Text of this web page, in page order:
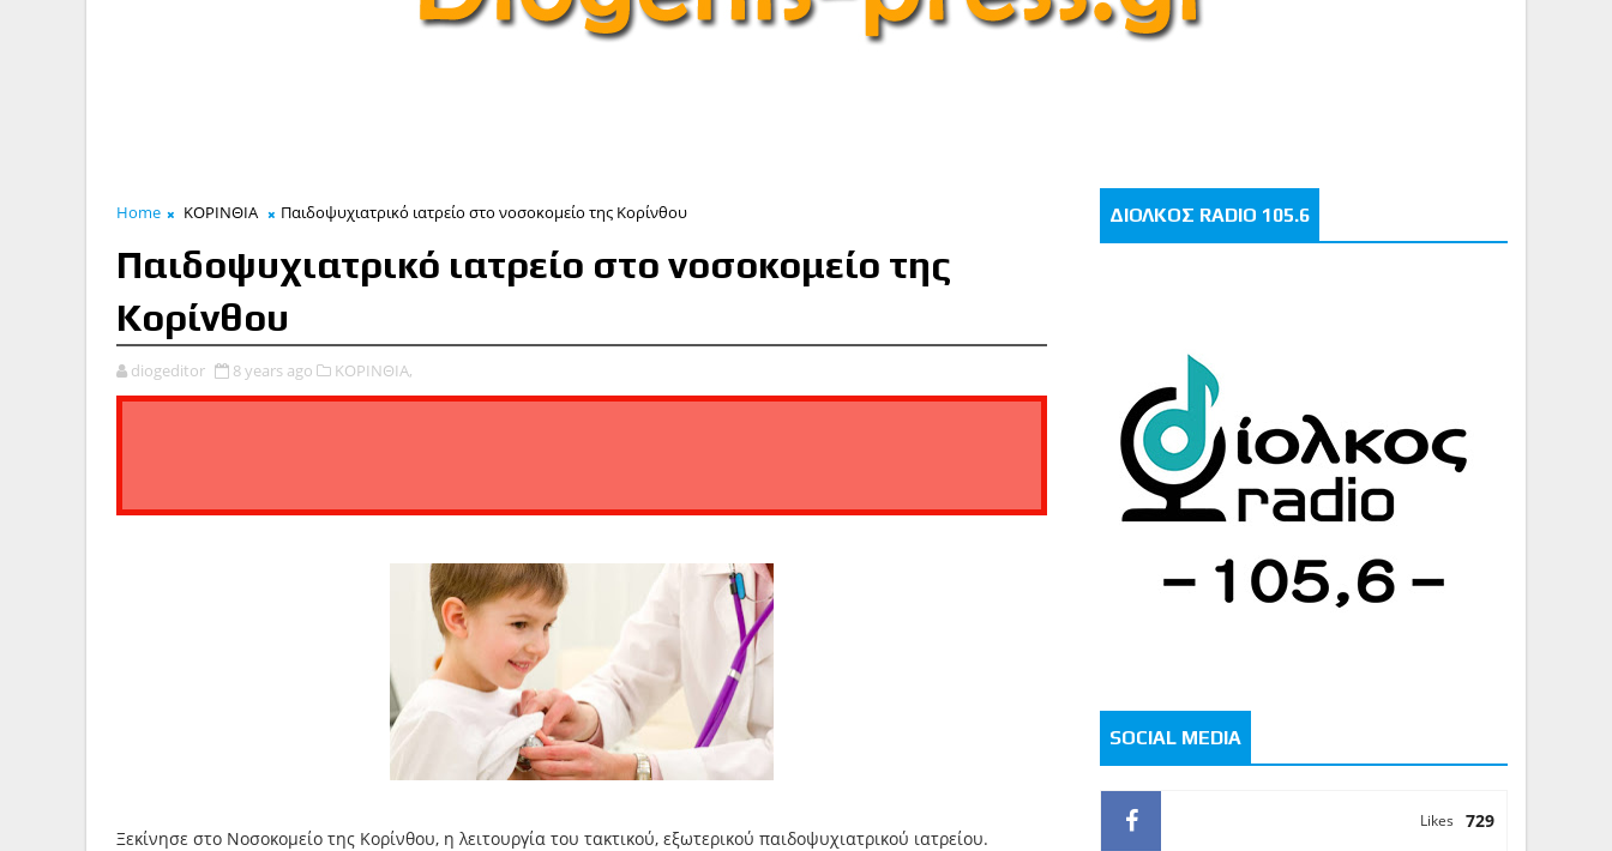
Home ΚΟΡΙΝΘΙΑ Παιδοψυχιατρικό ιατρείο στο νοσοκομείο της Κορίνθου
Παιδοψυχιατρικό ιατρείο στο νοσοκομείο της
Κορίνθου
diogeditor 8 years ago ΚΟΡΙΝΘΙΑ,
Ξεκίνησε στο Νοσοκομείο της Κορίνθου, η λειτουργία του τακτικού, εξωτερικού παιδοψυχιατρικού ιατρείου.
ΔΙΟΛΚΟΣ RADIO 105.6
SOCIAL MEDIA
729
Likes